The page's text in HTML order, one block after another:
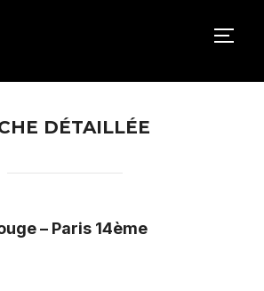
DÉTAILLÉE
– Paris 14ème